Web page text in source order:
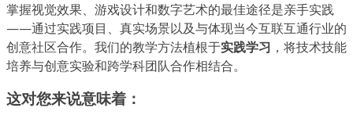
掌握视觉效果、游戏设计和数字艺术的最佳途径是亲手实践
——通过实践项目、真实场景以及与体现当今互联互通行业的
创意社区合作。我们的教学方法植根于实践学习 ，将技术技能
培养与创意实验和跨学科团队合作相结合。
这对您来说意味着：